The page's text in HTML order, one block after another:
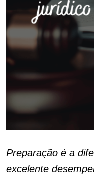
Preparação é a
excelente